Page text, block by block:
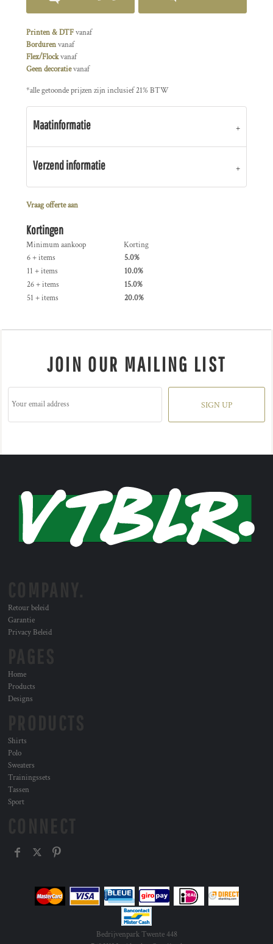
Printen & DTFvanaf
Bordurenvanaf
Flex/Flockvanaf
Geen decoratievanaf
*alle getoonde prijzen zijn inclusief 21% BTW
Maatinformatie
Verzend informatie
Vraag offerte aan
Kortingen
Minimum aankoop
Korting
6 + items
5.0%
11 + items
10.0%
26 + items
15.0%
51 + items
20.0%
JOIN OUR MAILING LIST
SIGN UP
Retour beleid
Garantie
Privacy Beleid
Home
Products
Designs
Shirts
Polo
Sweaters
Trainingssets
Tassen
Sport
Bedrijvenpark Twente 448